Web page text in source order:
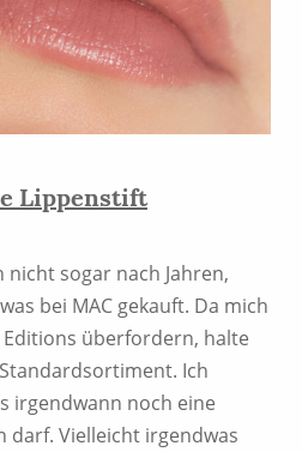
Lippenstift
nicht sogar nach Jahren,
bei MAC gekauft. Da mich
überfordern, halte
Ich
irgendwann noch eine
darf. Vielleicht irgendwas